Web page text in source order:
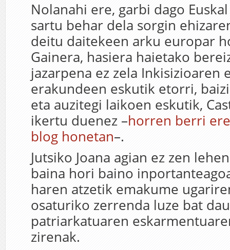
Nolanahi ere, garbi dago
sartu behar dela sorgin
deitu daitekeen arku europar
Gainera, hasiera haietako
jazarpena ez zela Inkisizioaren
erakundeen eskutik etorri,
eta auzitegi laikoen eskutik,
ikertu duenez –horren berri
blog honetan–.
Jutsiko Joana agian ez zen
baina hori baino
haren atzetik emakume
osaturiko zerrenda luze bat
patriarkatuaren
zirenak.